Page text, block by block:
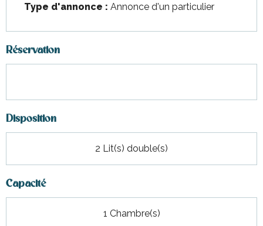
Type d'annonce : Annonce d'un particulier
Réservation
Disposition
2 Lit(s) double(s)
Capacité
1 Chambre(s)